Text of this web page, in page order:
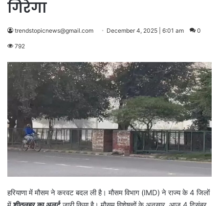
गिरेगा
trendstopicnews@gmail.com December 4, 2025 | 6:01 am 0
792
हरियाणा में मौसम ने करवट बदल ली है। मौसम विभाग (IMD) ने राज्य के 4 जिलों